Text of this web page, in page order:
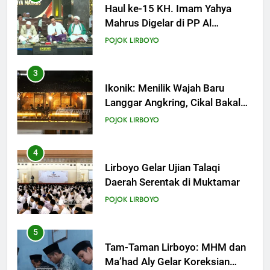
Ikonik: Menilik Wajah Baru
Langgar Angkring, Cikal Bakal
Ponpes Lirboyo yang Selesai
POJOK LIRBOYO
4
Lirboyo Gelar Ujian Talaqi
Daerah Serentak di Muktamar
POJOK LIRBOYO
5
Tam-Taman Lirboyo: MHM dan
Ma’had Aly Gelar Koreksian
Kitab Semester Ganjil
POJOK LIRBOYO
6
Mudir Aam Ma’had Aly
Sampaikan Pentingnya